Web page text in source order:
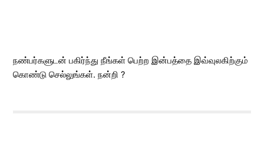
நண்பர்களுடன் பகிர்ந்து நீங்கள் பெற்ற இன்பத்தை இவ்வுலகிற்கும்
கொண்டு செல்லுங்கள். நன்றி ?